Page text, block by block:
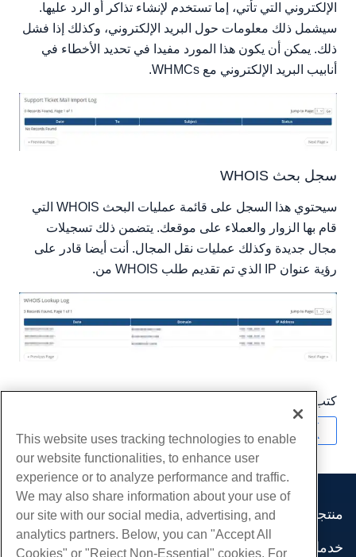
الإلكتروني التي تأتي، إما تستخدم لإنشاء تذاكر أو الرد عليها.
سيشمل ذلك معلومات حول البريد الإلكتروني، وكذلك إذا فشل
ذلك. يمكن أن يكون هذا المورد مفيدا في تحديد الأخطاء في
أنابيب البريد الإلكتروني مع WHMCs.
سجل بحث WHOIS
سيحتوي هذا السجل على قائمة عمليات البحث WHOIS التي
قام بها الزوار والعملاء على موقعك. يتضمن ذلك تسجيلات
مجال جديدة وكذلك عمليات نقل المجال. أنت أيضا قادر على
رؤية عنوان IP الذي تم تقديم طلب WHOIS من.
كتب بواسطة
منتجات
استضافة الموقع
خدمات
This website uses tracking technologies to enable
our website functionalities, to enhance user
experience or to analyze performance and traffic.
We may also share information about your use of
our site with our social media, advertising, and
analytics partners. Below, you can "Accept All
Cookies" or "Reject Non-Essential" cookies. For